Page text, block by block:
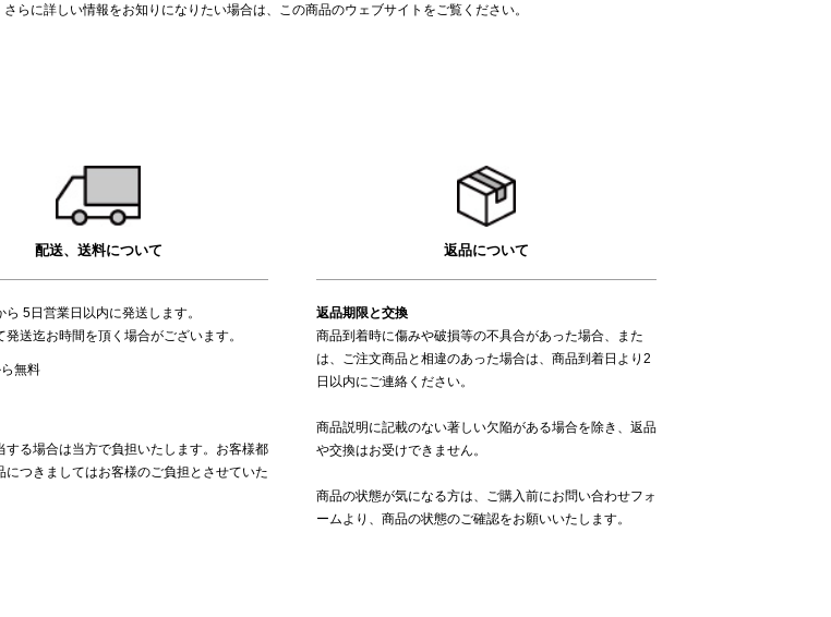
さらに詳しい情報をお知りになりたい場合は、 この商品のウェブサイト をご覧ください。
配送、送料について
ら 5日営業日以内に発送します。
発送迄お時間を頂く場合がございます。
無料
する場合は当方で負担いたします。お客様都
につきましてはお客様のご負担とさせていた
返品について
返品期限と交換
商品到着時に傷みや破損等の不具合があった場合、また
は、ご注文商品と相違のあった場合は、商品到着日より2
日以内にご連絡ください。
商品説明に記載のない著しい欠陥がある場合を除き、返品
や交換はお受けできません。
商品の状態が気になる方は、ご購入前にお問い合わせフォ
ームより、商品の状態のご確認をお願いいたします。